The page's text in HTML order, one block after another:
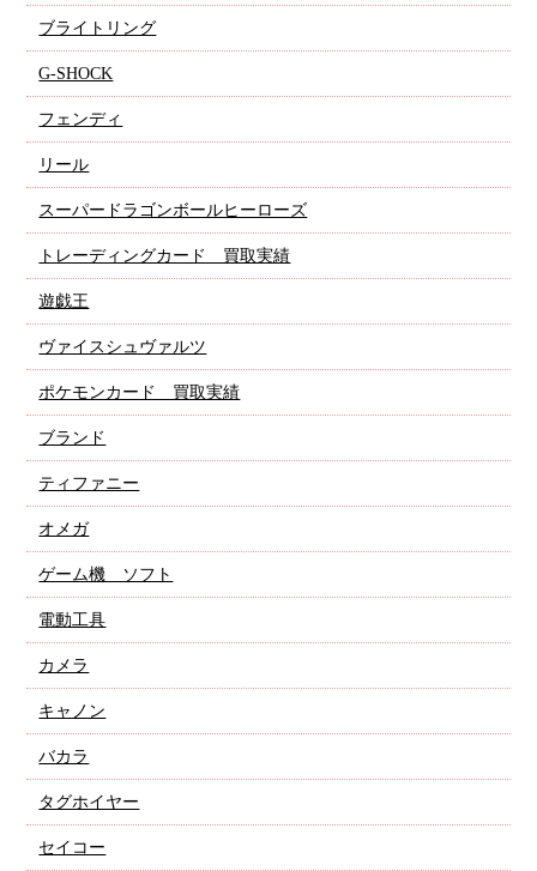
ブライトリング
G-SHOCK
フェンディ
リール
スーパードラゴンボールヒーローズ
トレーディングカード 買取実績
遊戯王
ヴァイスシュヴァルツ
ポケモンカード 買取実績
ブランド
ティファニー
オメガ
ゲーム機 ソフト
電動工具
カメラ
キャノン
バカラ
タグホイヤー
セイコー